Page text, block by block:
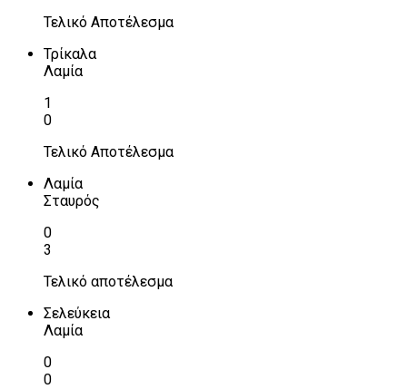
Τελικό Αποτέλεσμα
Τρίκαλα
Λαμία
1
0
Τελικό Αποτέλεσμα
Λαμία
Σταυρός
0
3
Τελικό αποτέλεσμα
Σελεύκεια
Λαμία
0
0